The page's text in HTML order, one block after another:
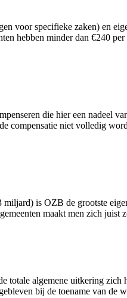
voor specifieke zaken) en
hebben minder dan €240
die hier een nadeel
compensatie niet volledig
is OZB de grootste
maakt men zich
totale algemene uitkering
bij de toename van